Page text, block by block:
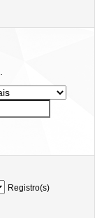
Registro(s)